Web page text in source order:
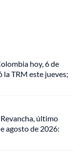
hoy, 6 de
la TRM este jueves;
último
agosto de 2026: